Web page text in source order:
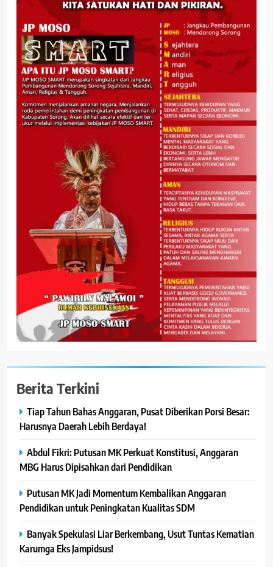
Berita Terkini
Tiap Tahun Bahas Anggaran, Pusat Diberikan Porsi Besar:
Harusnya Daerah Lebih Berdaya!
Abdul Fikri: Putusan MK Perkuat Konstitusi, Anggaran
MBG Harus Dipisahkan dari Pendidikan
Putusan MK Jadi Momentum Kembalikan Anggaran
Pendidikan untuk Peningkatan Kualitas SDM
Banyak Spekulasi Liar Berkembang, Usut Tuntas Kematian
Karumga Eks Jampidsus!